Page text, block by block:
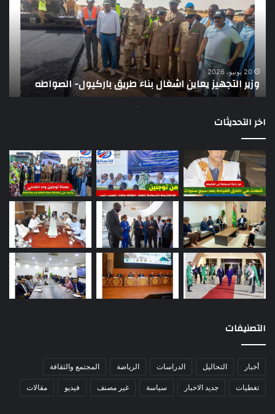
اشغال
بناء
طريق
باركيول-
الصواطه
20 يونيو، 2026
وزير التجهيز يعاين اشغال بناء طريق باركيول- الصواطه
اخر التحديثات
التصنيفات
أخبار التحاليل الدراسات الرياضة المجتمع والثقافة
تغطيات جديد الاخبار سياسة غير مصنف فيديو مقالات